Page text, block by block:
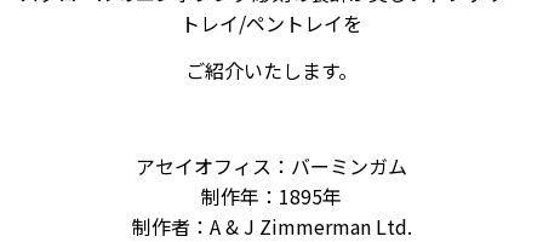
トレイ/ペントレイを
ご紹介いたします。
アセイオフィス：バーミンガム
制作年：1895年
制作者：A & J Zimmerman Ltd.